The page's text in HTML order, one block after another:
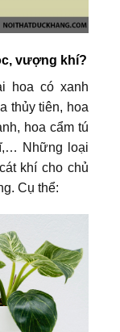
vượng khí?
hoa có xanh
thủy tiên, hoa
hoa cẩm tú
Những loại
khí cho chủ
Cụ thể: